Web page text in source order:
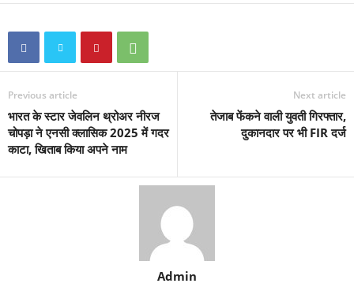
Previous article
भारत के स्टार जेवलिन थ्रोअर नीरज
चोपड़ा ने एनसी क्लासिक 2025 में गदर
काटा, खिताब किया अपने नाम
Next article
तेजाब फेंकने वाली युवती गिरफ्तार,
दुकानदार पर भी FIR दर्ज
Admin